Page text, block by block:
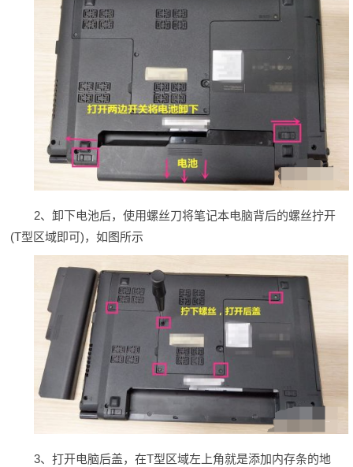
2、卸下电池后，使用螺丝刀将笔记本电脑背后的螺丝拧开
(T型区域即可)，如图所示
3、打开电脑后盖，在T型区域左上角就是添加内存条的地